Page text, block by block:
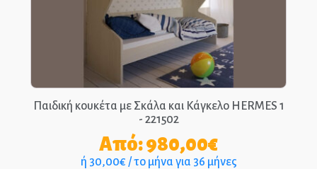
Παιδική κουκέτα με Σκάλα και Κάγκελο HERMES 1
- 221502
Από:980,00€
ή 30,00€ / το μήνα για 36 μήνες